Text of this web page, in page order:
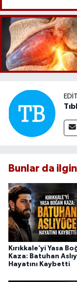
Bunlar da
Kırıkkale’yi Yasa
Kaza: Batuhan
Hayatını Kaybetti